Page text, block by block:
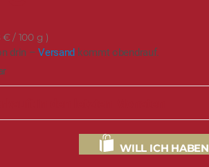
€/ 100 g
drin –Versand kommt obendrauf.
WILL ICH HABEN